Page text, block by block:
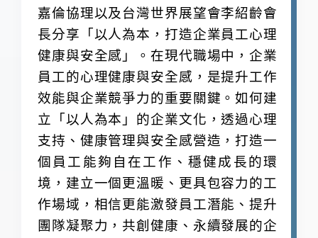
嘉倫協理以及台灣世界展望會李紹齡會
長分享「以人為本，打造企業員工心理
健康與安全感」
。 在現代職場中，企業
員工的心理健康與安全感 ， 是提升工作
效能與企業競爭力的重要關鍵。如何建
立「以人為本」的企業文化，透過心理
支持、健康管理與安全感營造，打造一
個員工能夠自在工作、穩健成長的環
境，建立一個更溫暖、更具包容力的工
作場域，相信更能激發員工潛能、提升
團隊凝聚力，共創健康、永續發展的企